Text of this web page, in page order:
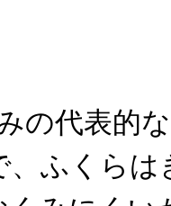
の代表的
、ふくら